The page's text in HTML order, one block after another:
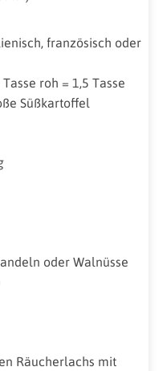
französisch oder
roh = 1,5 Tasse
Süßkartoffel
oder Walnüsse
Räucherlachs mit